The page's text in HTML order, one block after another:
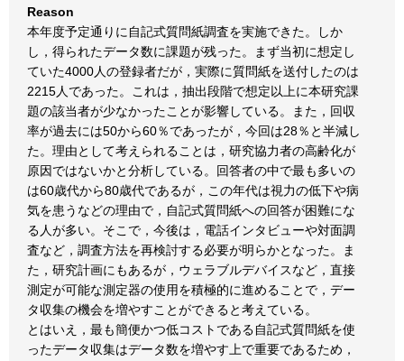
Reason
本年度予定通りに自記式質問紙調査を実施できた。しか
し，得られたデータ数に課題が残った。まず当初に想定し
ていた4000人の登録者だが，実際に質問紙を送付したのは
2215人であった。これは，抽出段階で想定以上に本研究課
題の該当者が少なかったことが影響している。また，回収
率が過去には50から60％であったが，今回は28％と半減し
た。理由として考えられることは，研究協力者の高齢化が
原因ではないかと分析している。回答者の中で最も多いの
は60歳代から80歳代であるが，この年代は視力の低下や病
気を患うなどの理由で，自記式質問紙への回答が困難にな
る人が多い。そこで，今後は，電話インタビューや対面調
査など，調査方法を再検討する必要が明らかとなった。ま
た，研究計画にもあるが，ウェラブルデバイスなど，直接
測定が可能な測定器の使用を積極的に進めることで，デー
タ収集の機会を増やすことができると考えている。
とはいえ，最も簡便かつ低コストである自記式質問紙を使
ったデータ収集はデータ数を増やす上で重要であるため，